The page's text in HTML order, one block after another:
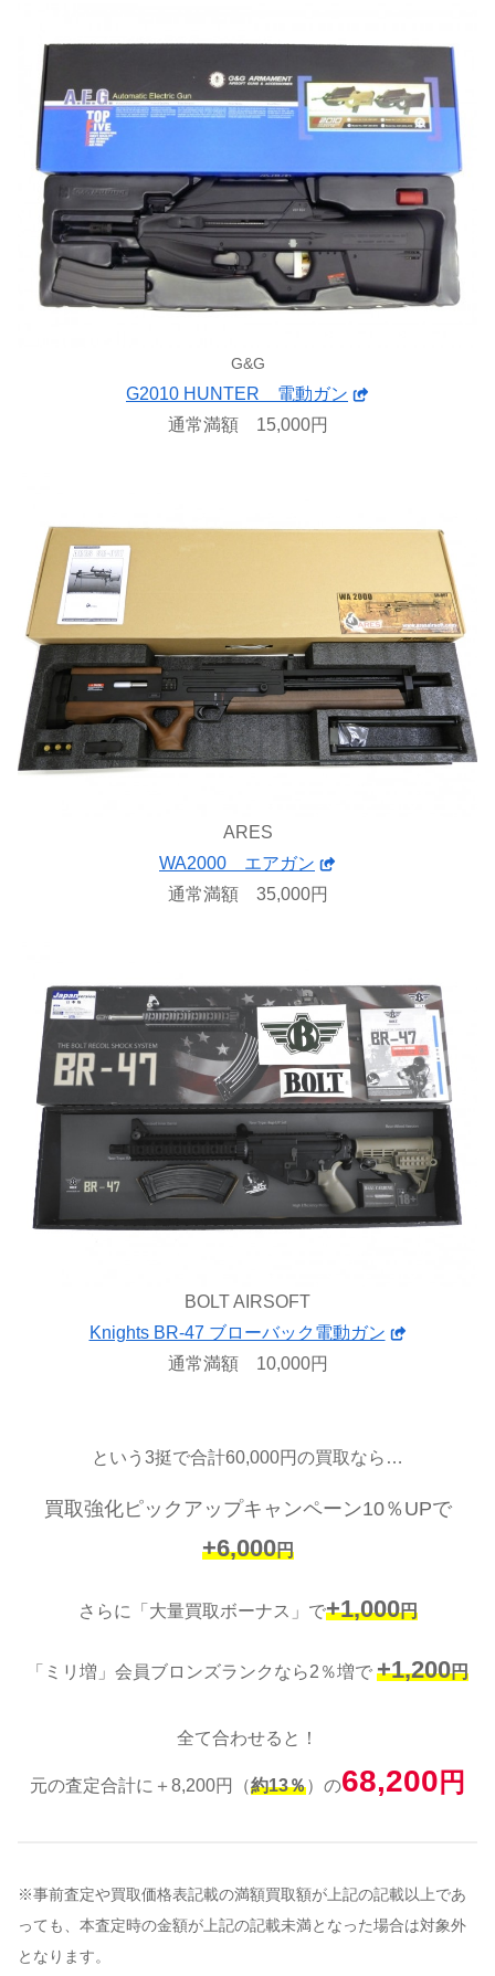
G&G
G2010 HUNTER 電動ガン
通常満額 15,000円
ARES
WA2000 エアガン
通常満額 35,000円
BOLT AIRSOFT
Knights BR-47 ブローバック電動ガン
通常満額 10,000円
という3挺で合計60,000円の買取なら…
買取強化ピックアップキャンペーン10％UPで
+6,000円
さらに「大量買取ボーナス」で+1,000円
「ミリ増」会員ブロンズランクなら2％増で +1,200円
全て合わせると！
元の査定合計に＋8,200円（約13％）の68,200 円
※事前査定や買取価格表記載の満額買取額が上記の記載以上であ
っても、本査定時の金額が上記の記載未満となった場合は対象外
となります。